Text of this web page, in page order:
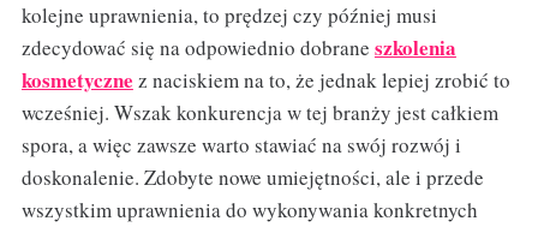
kolejne uprawnienia, to prędzej czy później musi
zdecydować się na odpowiednio dobrane szkolenia
kosmetyczne z naciskiem na to, że jednak lepiej zrobić to
wcześniej. Wszak konkurencja w tej branży jest całkiem
spora, a więc zawsze warto stawiać na swój rozwój i
doskonalenie. Zdobyte nowe umiejętności, ale i przede
wszystkim uprawnienia do wykonywania konkretnych